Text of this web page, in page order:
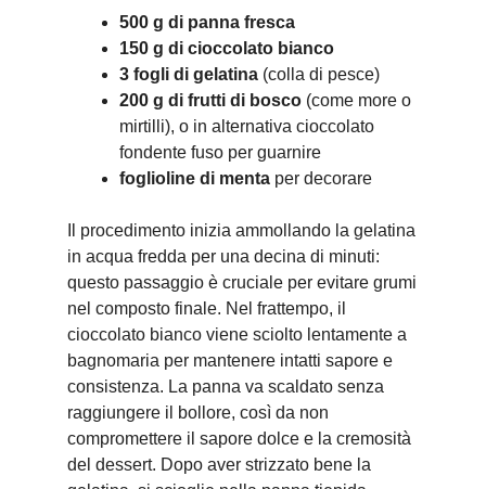
500 g di panna fresca
150 g di cioccolato bianco
3 fogli di gelatina (colla di pesce)
200 g di frutti di bosco (come more o
mirtilli), o in alternativa cioccolato
fondente fuso per guarnire
foglioline di menta per decorare
Il procedimento inizia ammollando la gelatina
in acqua fredda per una decina di minuti:
questo passaggio è cruciale per evitare grumi
nel composto finale. Nel frattempo, il
cioccolato bianco viene sciolto lentamente a
bagnomaria per mantenere intatti sapore e
consistenza. La panna va scaldato senza
raggiungere il bollore, così da non
compromettere il sapore dolce e la cremosità
del dessert. Dopo aver strizzato bene la